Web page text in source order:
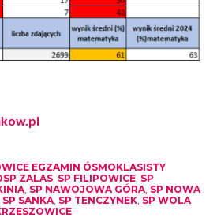
EGZAMIN ÓSMOKLASISTY
ZALAS, SP FILIPOWICE, SP
, SP NAWOJOWA GÓRA, SP NOWA
SP SANKA, SP TENCZYNEK, SP WOLA